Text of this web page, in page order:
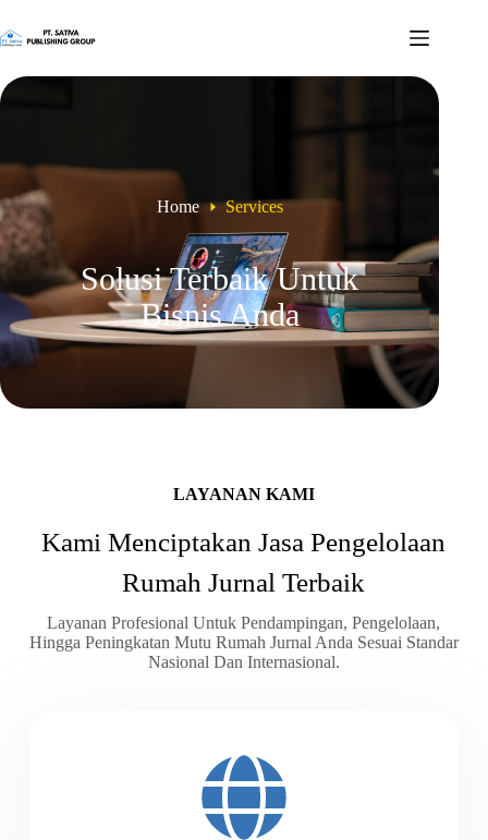
Home Services
Solusi Terbaik Untuk
Bisnis Anda
LAYANAN KAMI
Kami Menciptakan Jasa Pengelolaan
Rumah Jurnal Terbaik
Layanan Profesional Untuk Pendampingan, Pengelolaan,
Hingga Peningkatan Mutu Rumah Jurnal Anda Sesuai Standar
Nasional Dan Internasional.